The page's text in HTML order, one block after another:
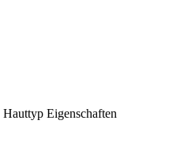
Hauttyp Eigenschaften